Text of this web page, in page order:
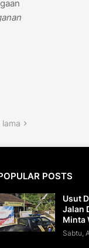
lama
POSTS
Usut
Jalan
Minta
Sabtu,